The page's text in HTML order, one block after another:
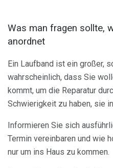
Was man fragen sollte,
anordnet
Ein Laufband ist ein großer,
wahrscheinlich, dass Sie
kommt, um die Reparatur
Schwierigkeit zu haben, sie
Informieren Sie sich
Termin vereinbaren und wie
nur um ins Haus zu kommen.